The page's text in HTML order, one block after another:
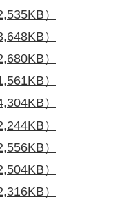
）
）
）
）
）
）
）
）
）